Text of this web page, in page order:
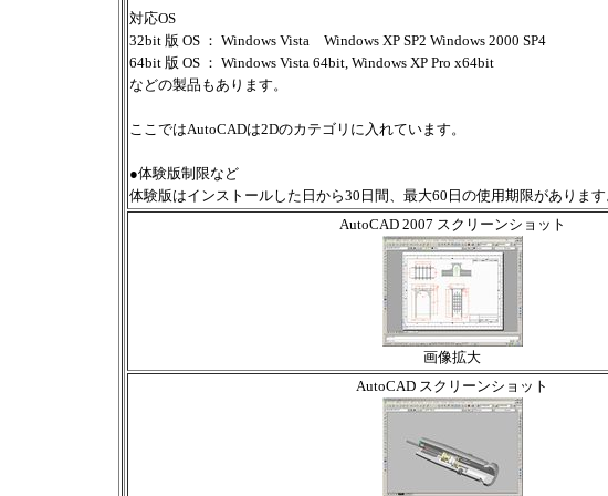
対応OS
32bit 版 OS ： Windows Vista Windows XP SP2 Windows 2000 SP4
64bit 版 OS ： Windows Vista 64bit, Windows XP Pro x64bit
などの製品もあります。
ここではAutoCADは2Dのカテゴリに入れています。
●体験版制限など
体験版はインストールした日から30日間、最大60日の使用期限があります
AutoCAD 2007 スクリーンショット
画像拡大
AutoCAD スクリーンショット